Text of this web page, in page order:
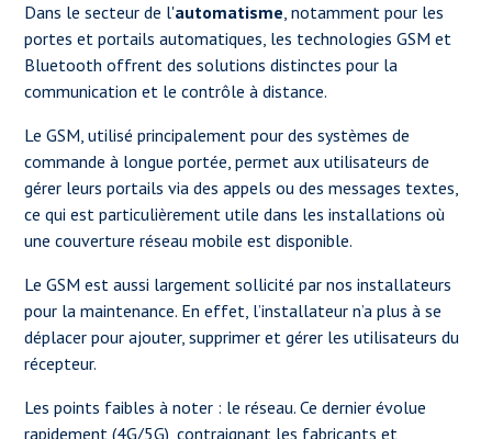
Dans le secteur de l'automatisme, notamment pour les
portes et portails automatiques, les technologies GSM et
Bluetooth offrent des solutions distinctes pour la
communication et le contrôle à distance.
Le GSM, utilisé principalement pour des systèmes de
commande à longue portée, permet aux utilisateurs de
gérer leurs portails via des appels ou des messages textes,
ce qui est particulièrement utile dans les installations où
une couverture réseau mobile est disponible.
Le GSM est aussi largement sollicité par nos installateurs
pour la maintenance. En effet, l’installateur n’a plus à se
déplacer pour ajouter, supprimer et gérer les utilisateurs du
récepteur.
Les points faibles à noter : le réseau. Ce dernier évolue
rapidement (4G/5G), contraignant les fabricants et